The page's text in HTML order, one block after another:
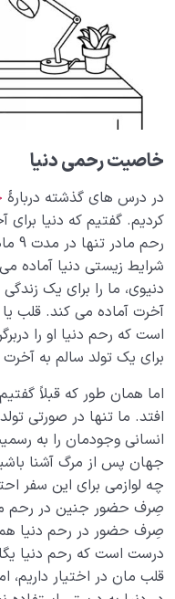
فلسفه امتحانات الهی
چرا برخورداری از بهشت
کیفیت بهشت را تعیین
ویژگی امتحانات الهی
آیا راهی برای جبران
چیست؟
تفاوت میان انسان
گیرد؟
نسبی بودن زمان یعنی
امری وابسته به عالم ماده؟
معرفی انواع رحِم ها؛
منظور از ریاضیات زمان
قواعد خاصی است؟
غفلت از فرصت ها و رحم
پیشگیری از آن
رحم مکانی چیست و چطور
تغییر مسیر زندگی به ما
خاصیت رحمی دنیا
در درس های گذشته دربارۀ
کردیم. گفتیم که دنیا
شرایط زیستی دنیا آماده
دنیوی، ما را برای یک
آخرت آماده می کند. قلب
است که رحم دنیا او را
برای یک تولد سالم به
اما همان طور که قبلاً
افتد. ما تنها در صورتی
انسانی وجودمان را به
جهان پس از مرگ آشنا
چه لوازمی برای این سفر
صِرف حضور جنین در رحم
صِرف حضور در رحم دنیا هم
درست است که رحم دنیا
قلب مان در اختیار داریم،